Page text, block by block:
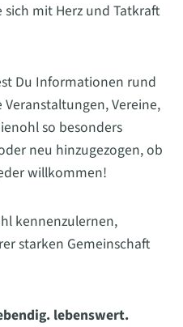
mit Herz und Tatkraft
Du Informationen rund
Vereine,
so besonders
neu hinzugezogen, ob
willkommen!
kennenzulernen,
starken Gemeinschaft
lebenswert.